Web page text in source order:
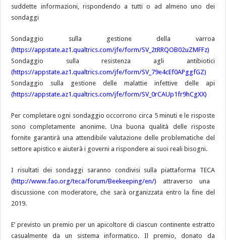
suddette informazioni, rispondendo a tutti o ad almeno uno dei
sondaggi
Sondaggio sulla gestione della varroa
(https://appstate.az1.qualtrics.com/jfe/form/SV_2tRRQOB02uZMFFz)
Sondaggio sulla resistenza agli antibiotici
(https://appstate.az1.qualtrics.com/jfe/form/SV_79e4cEf0APggfGZ)
Sondaggio sulla gestione delle malattie infettive delle api
(https://appstate.az1.qualtrics.com/jfe/form/SV_0rCAUp1fr9hCgXX)
Per completare ogni sondaggio occorrono circa 5 minuti e le risposte
sono completamente anonime. Una buona qualità delle risposte
fornite garantirà una attendibile valutazione delle problematiche del
settore apistico e aiuterà i governi a rispondere ai suoi reali bisogni.
I risultati dei sondaggi saranno condivisi sulla piattaforma TECA
(http://www.fao.org/teca/forum/Beekeeping/en/) attraverso una
discussione con moderatore, che sarà organizzata entro la fine del
2019.
E’ previsto un premio per un apicoltore di ciascun continente estratto
casualmente da un sistema informatico. Il premio, donato da